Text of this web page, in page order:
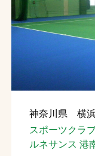
神奈川県 横
スポーツクラ
ルネサンス 港